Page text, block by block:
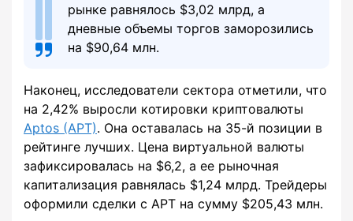
рынке равнялось $3,02 млрд, а
дневные объемы торгов заморозились
на $90,64 млн.
Наконец, исследователи сектора отметили, что
на 2,42% выросли котировки криптовалюты
Aptos (APT). Она оставалась на 35-й позиции в
рейтинге лучших. Цена виртуальной валюты
зафиксировалась на $6,2, а ее рыночная
капитализация равнялась $1,24 млрд. Трейдеры
оформили сделки с APT на сумму $205,43 млн.